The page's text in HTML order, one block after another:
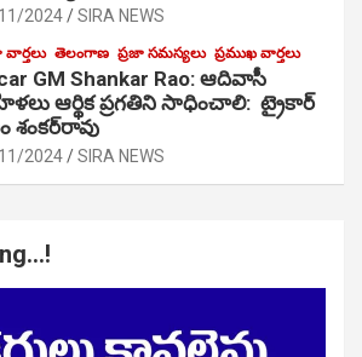
2024 SIRA NEWS
తెలంగాణ ప్రజా సమస్యలు ప్రముఖ వార్తలు
GM Shankar Rao: ఆదివాసీ
ఆర్థిక ప్రగతిని సాధించాలి: ట్రైకార్
శంకర్‌రావు
2024 SIRA NEWS